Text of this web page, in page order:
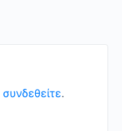
συνδεθείτε.